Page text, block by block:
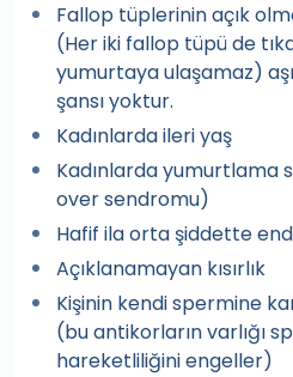
Fallop tüplerinin açık
(Her iki fallop tüpü de
yumurtaya ulaşamaz)
şansı yoktur.
Kadınlarda ileri yaş
Kadınlarda yumurtlama
over sendromu)
Hafif ila orta şiddette
Açıklanamayan kısırlık
Kişinin kendi spermine
(bu antikorların varlığı
hareketliliğini engeller)